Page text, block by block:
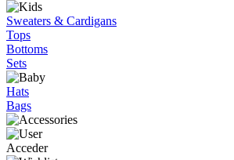
Sweaters & Cardigans
Tops
Bottoms
Sets
Hats
Bags
Acceder